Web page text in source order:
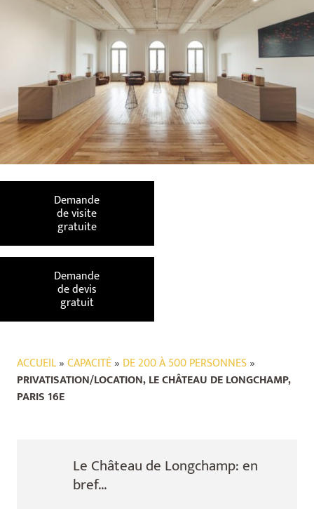
Demande
de visite
gratuite
Demande
de devis
gratuit
ACCUEIL»CAPACITÉ» DE 200 À 500 PERSONNES»
PRIVATISATION/LOCATION, LE CHÂTEAU DE LONGCHAMP,
PARIS 16E
Le Château de Longchamp: en
bref...